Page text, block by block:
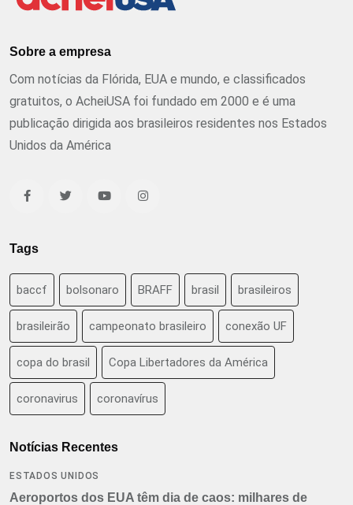
Sobre a empresa
Com notícias da Flórida, EUA e mundo, e classificados
gratuitos, o AcheiUSA foi fundado em 2000 e é uma
publicação dirigida aos brasileiros residentes nos Estados
Unidos da América
Tags
baccf bolsonaro BRAFF brasil brasileiros
brasileirão campeonato brasileiro conexão UF
copa do brasil Copa Libertadores da América
coronavirus coronavírus
Notícias Recentes
ESTADOS UNIDOS
Aeroportos dos EUA têm dia de caos: milhares de